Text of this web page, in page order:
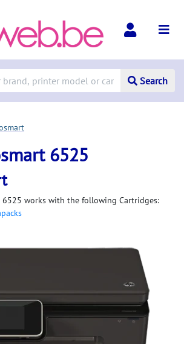
Search
6525
6525 works with the following Cartridges: